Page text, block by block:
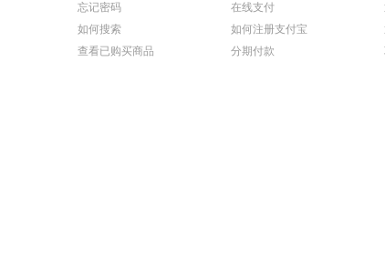
忘记密码
如何搜索
查看已购买商品
在线支付
如何注册支付宝
分期付款